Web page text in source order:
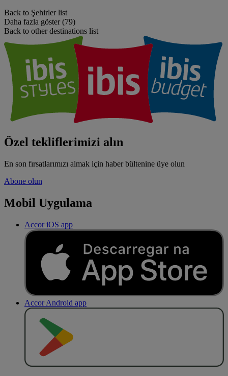
Back to Şehirler list
Daha fazla göster (79)
Back to other destinations list
Özel tekliflerimizi alın
En son fırsatlarımızı almak için haber bültenine üye olun
Abone olun
Mobil Uygulama
Accor iOS app
Accor Android app